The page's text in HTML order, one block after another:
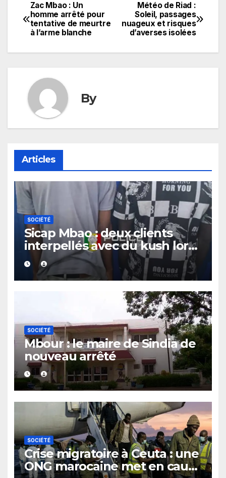
Navigation
de
l’article
Météo de Riad :
Soleil, passages
nuageux et risques
d’averses isolées
Zac Mbao : Un
homme arrêté pour
tentative de meurtre
à l’arme blanche
By
Articles
SOCIÉTÉ
Sicap Mbao : deux clients
interpellés avec du kush lors
d’un contrôle de police dans
un bar
SOCIÉTÉ
Mbour : le maire de Sindia de
nouveau arrêté
SOCIÉTÉ
Crise migratoire à Ceuta : une
ONG marocaine met en cause